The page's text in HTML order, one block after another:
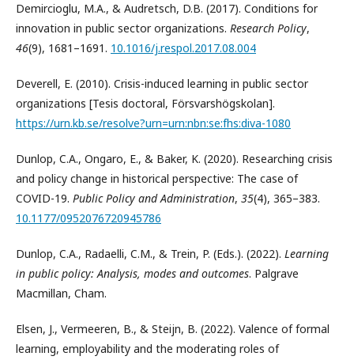
Demircioglu, M.A., & Audretsch, D.B. (2017). Conditions for
innovation in public sector organizations. Research Policy,
46(9), 1681–1691. 10.1016/j.respol.2017.08.004
Deverell, E. (2010). Crisis-induced learning in public sector
organizations [Tesis doctoral, Försvarshögskolan].
https://urn.kb.se/resolve?urn=urn:nbn:se:fhs:diva-1080
Dunlop, C.A., Ongaro, E., & Baker, K. (2020). Researching crisis
and policy change in historical perspective: The case of
COVID-19. Public Policy and Administration, 35(4), 365–383.
10.1177/0952076720945786
Dunlop, C.A., Radaelli, C.M., & Trein, P. (Eds.). (2022). Learning
in public policy: Analysis, modes and outcomes. Palgrave
Macmillan, Cham.
Elsen, J., Vermeeren, B., & Steijn, B. (2022). Valence of formal
learning, employability and the moderating roles of